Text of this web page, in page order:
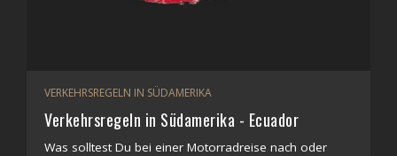
VERKEHRSREGELN IN SÜDAMERIKA
Verkehrsregeln in Südamerika - Ecuador
Was solltest Du bei einer Motorradreise nach oder